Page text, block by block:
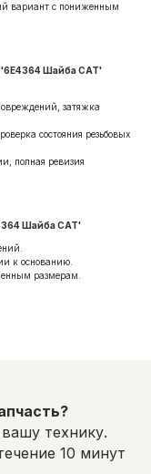
вариант с пониженным
Шайба CAT'
затяжка
состояния резьбовых
полная ревизия
Шайба CAT'
к основанию.
размерам.
технику.
10 минут